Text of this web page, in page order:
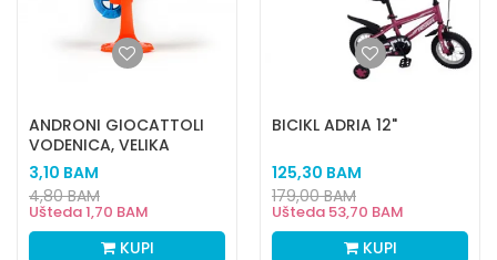
ANDRONI GIOCATTOLI
VODENICA, VELIKA
3,10 BAM
Ušteda1,70 BAM
4,80BAM
KUPI
BICIKL ADRIA 12"
125,30 BAM
Ušteda 53,70 BAM
179,00BAM
KUPI